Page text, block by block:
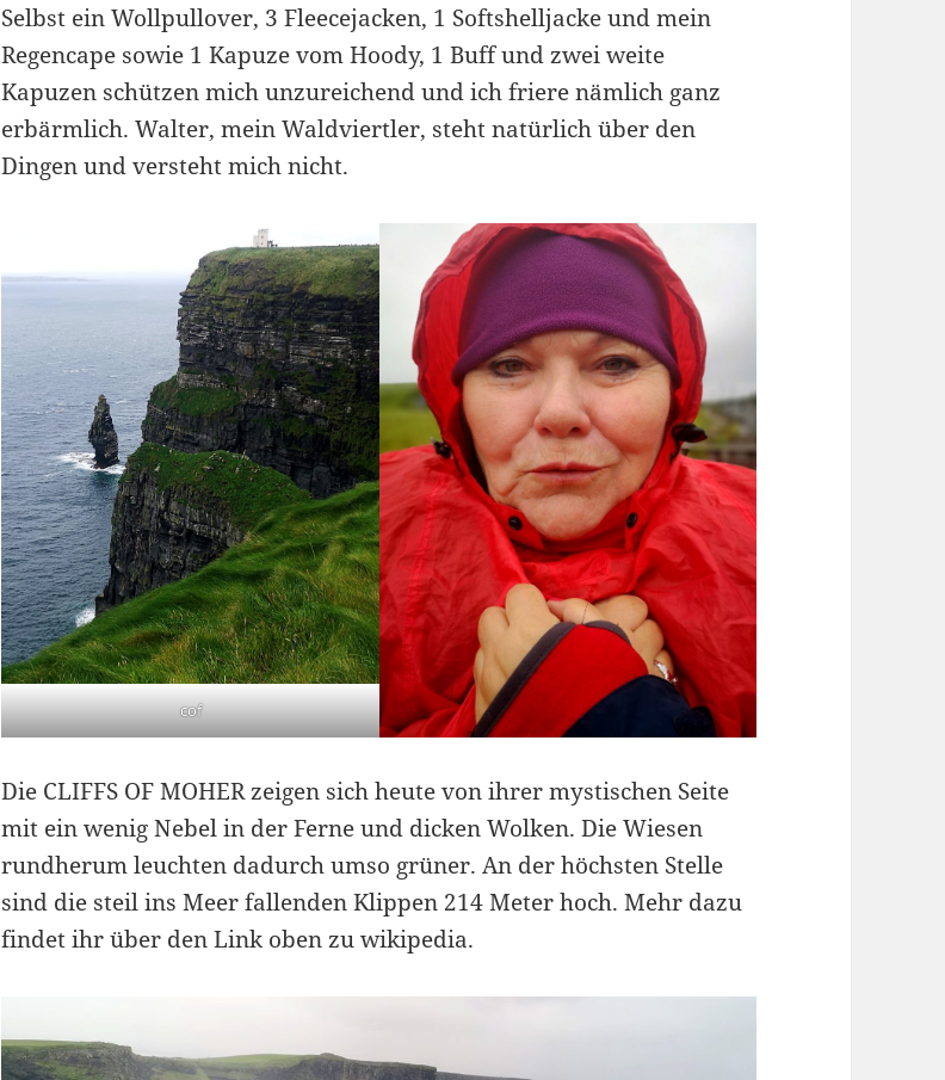
Selbst ein Wollpullover, 3 Fleecejacken, 1 Softshelljacke und mein
Regencape sowie 1 Kapuze vom Hoody, 1 Buff und zwei weite
Kapuzen schützen mich unzureichend und ich friere nämlich ganz
erbärmlich. Walter, mein Waldviertler, steht natürlich über den
Dingen und versteht mich nicht.
cof
Die CLIFFS OF MOHER zeigen sich heute von ihrer mystischen Seite
mit ein wenig Nebel in der Ferne und dicken Wolken. Die Wiesen
rundherum leuchten dadurch umso grüner. An der höchsten Stelle
sind die steil ins Meer fallenden Klippen 214 Meter hoch. Mehr dazu
findet ihr über den Link oben zu wikipedia.